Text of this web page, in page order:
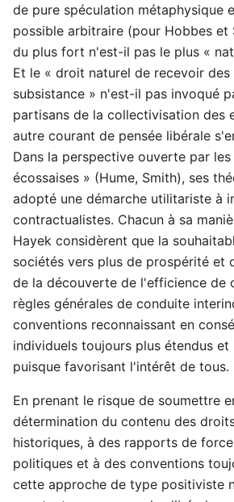
de pure spéculation métaphysique
possible arbitraire (pour Hobbes et
du plus fort n'est-il pas le plus «
Et le « droit naturel de recevoir des
subsistance » n'est-il pas invoqué
partisans de la collectivisation des
autre courant de pensée libérale
Dans la perspective ouverte par les
écossaises » (Hume, Smith), ses
adopté une démarche utilitariste à
contractualistes. Chacun à sa
Hayek considèrent que la
sociétés vers plus de prospérité et
de la découverte de l'efficience de
règles générales de conduite
conventions reconnaissant en
individuels toujours plus étendus
puisque favorisant l'intérêt de tous.
En prenant le risque de soumettre
détermination du contenu des
historiques, à des rapports de
politiques et à des conventions
cette approche de type positiviste